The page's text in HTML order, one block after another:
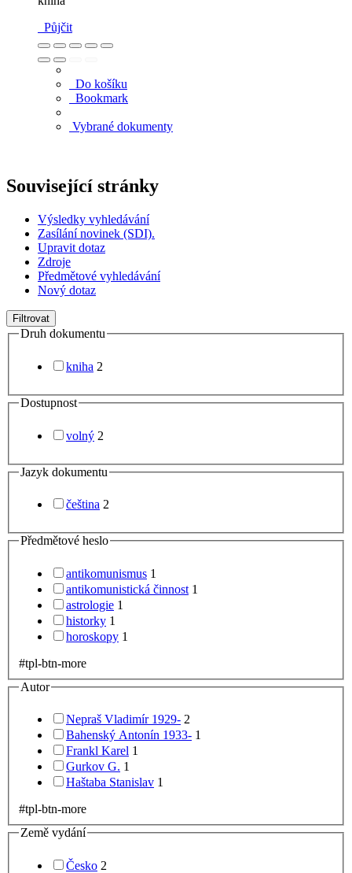
Půjčit
Do košíku
Bookmark
Vybrané dokumenty
Související stránky
Výsledky vyhledávání
Zasílání novinek (SDI).
Upravit dotaz
Zdroje
Předmětové vyhledávání
Nový dotaz
Filtrovat
Druh dokumentu
kniha 2
Dostupnost
volný 2
Jazyk dokumentu
čeština 2
Předmětové heslo
antikomunismus 1
antikomunistická činnost 1
astrologie 1
historky 1
horoskopy 1
#tpl-btn-more
Autor
Nepraš Vladimír 1929- 2
Bahenský Antonín 1933- 1
Frankl Karel 1
Gurkov G. 1
Haštaba Stanislav 1
#tpl-btn-more
Země vydání
Česko 2